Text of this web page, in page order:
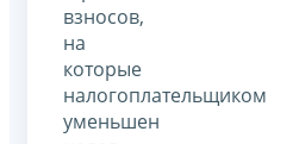
взносов,
на
которые
налогоплательщиком
уменьшен